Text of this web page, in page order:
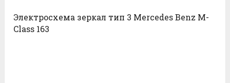
Электросхема зеркал тип 3 Mercedes Benz M-
Class 163